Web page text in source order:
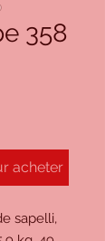
358
acheter
sapelli,